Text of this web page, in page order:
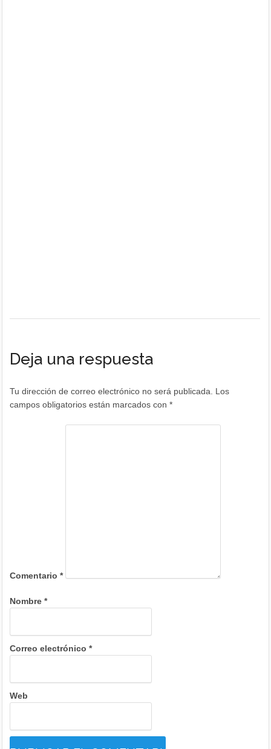
Deja una respuesta
Tu dirección de correo electrónico no será publicada.
Los
campos obligatorios están marcados con*
Comentario*
Nombre*
Correo electrónico*
Web